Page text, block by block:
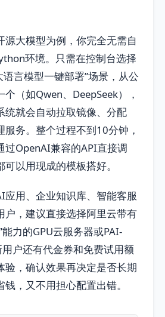
源大模型为例，你完全无需自
环境。只需在控制台选择
语言模型一键部署”场景，从公
（如Qwen、DeepSeek），
统就会自动拉取镜像、分配
服务。整个过程不到10分钟，
过OpenAI兼容的API直接调
以用现成的模板搭好。
应用、企业知识库、智能客服
户，建议直接选择阿里云带有
力的GPU云服务器或PAI-
用户还有代金券和免费试用额
验，确认效果再决定是否长期
，又不用担心配置出错。